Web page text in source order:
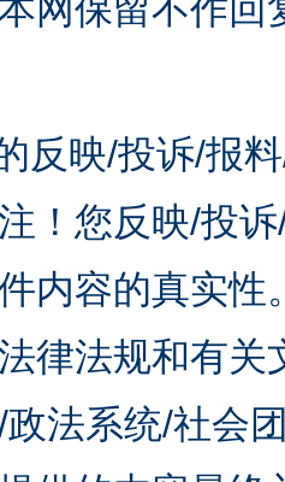
网保留不作
反映/投诉/报
！您反映/投
内容的真实
律法规和有关
法系统/社会